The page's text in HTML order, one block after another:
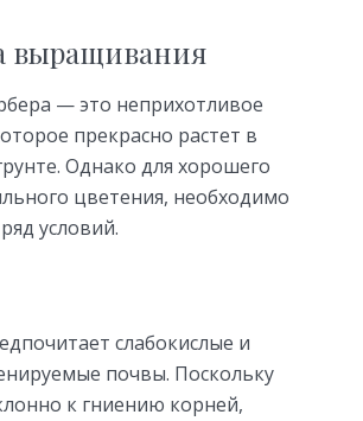
выращивания
— это неприхотливое
прекрасно растет в
Однако для хорошего
цветения, необходимо
условий.
слабокислые и
почвы. Поскольку
к гниению корней,